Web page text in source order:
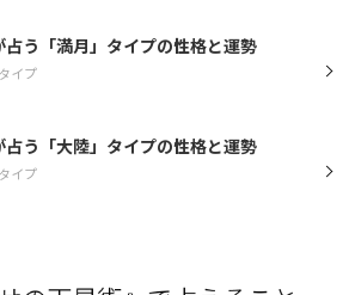
占う「満月」タイプの性格と運勢
イプ
占う「大陸」タイプの性格と運勢
イプ